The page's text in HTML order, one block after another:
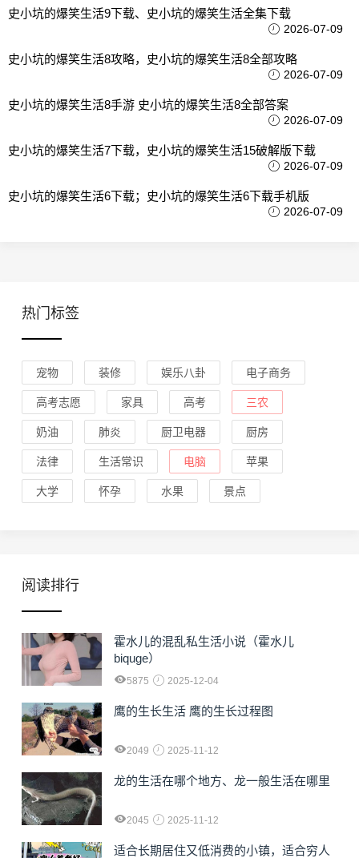
史小坑的爆笑生活9下载、史小坑的爆笑生活全集下载
2026-07-09
史小坑的爆笑生活8攻略，史小坑的爆笑生活8全部攻略
2026-07-09
史小坑的爆笑生活8手游 史小坑的爆笑生活8全部答案
2026-07-09
史小坑的爆笑生活7下载，史小坑的爆笑生活15破解版下载
2026-07-09
史小坑的爆笑生活6下载；史小坑的爆笑生活6下载手机版
2026-07-09
热门标签
宠物 装修 娱乐八卦 电子商务
高考志愿 家具 高考 三农
奶油 肺炎 厨卫电器 厨房
法律 生活常识 电脑 苹果
大学 怀孕 水果 景点
阅读排行
霍水儿的混乱私生活小说（霍水儿
biquge）
5875 2025-12-04
鹰的生长生活 鹰的生长过程图
2049 2025-11-12
龙的生活在哪个地方、龙一般生活在哪里
2045 2025-11-12
适合长期居住又低消费的小镇，适合穷人